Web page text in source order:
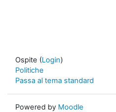
Ospite (Login)
Politiche
Passa al tema standard
Powered by Moodle